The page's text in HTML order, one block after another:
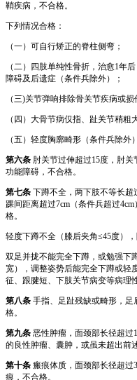
鞘疾病，不合格。
下列情况合格：
（一）可自行矫正的脊柱侧弯；
（二）四肢单纯性骨折，治愈1年
障碍及后遗症（条件兵除外）；
（三)关节弹响排除骨关节疾病或
（四）大骨节病仅指、趾关节稍
（五）轻度胸廓畸形（条件兵除外）
第六条 肘关节过伸超过15度，肘
功能障碍，不合格。
第七条 下蹲不全，两下肢不等长超
踝间距离超过7cm（条件兵超过
格。
轻度下蹲不全（膝后夹角≤45度），
双足并拢不能完全下蹲，或勉强下
宽），调整姿势后能完全下蹲或轻
征、跟腱短、下肢关节病变等病理
第八条 手指、足趾残缺或畸形，
格。
第九条 恶性肿瘤，面颈部长径超过
的良性肿瘤、囊肿，或虽未超出前
第十条 瘢痕体质，面颈部长径超过
痕，不合格。